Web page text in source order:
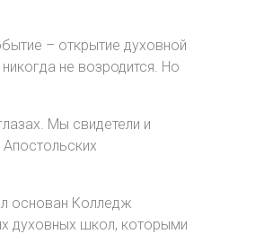
– открытие духовной
не возродится. Но
Мы свидетели и
основан Колледж
духовных школ, которыми